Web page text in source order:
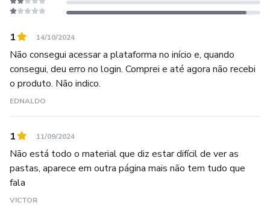
1 14/10/2024
Não consegui acessar a plataforma no início e, quando
consegui, deu erro no login. Comprei e até agora não recebi
o produto. Não indico.
EDNALDO
1 11/09/2024
Não está todo o material que diz estar difícil de ver as
pastas, aparece em outra página mais não tem tudo que
fala
VICTOR